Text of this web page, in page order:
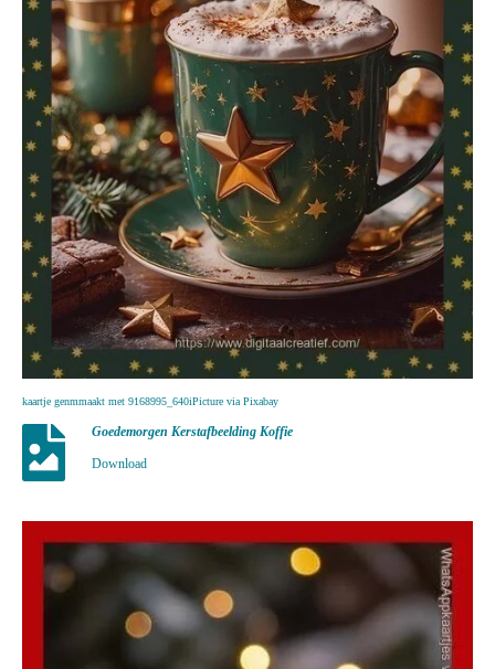
kaartje genmmaakt met 9168995_640iPicture via Pixabay
Goedemorgen Kerstafbeelding Koffie
Download